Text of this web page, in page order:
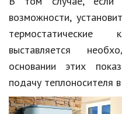
возможности,
выставляется
основании этих
подачу теплоносителя